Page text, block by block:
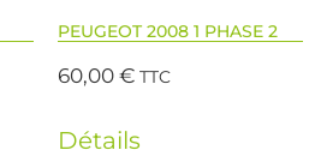
PEUGEOT 2008 1 PHASE 2
60,00€ TTC
Détails